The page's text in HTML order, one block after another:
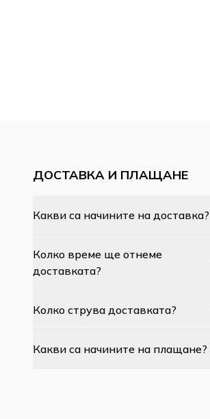
ДОСТАВКА И ПЛАЩАНЕ
Какви са начините на доставка?
Колко време ще отнеме
доставката?
Колко струва доставката?
Какви са начините на плащане?